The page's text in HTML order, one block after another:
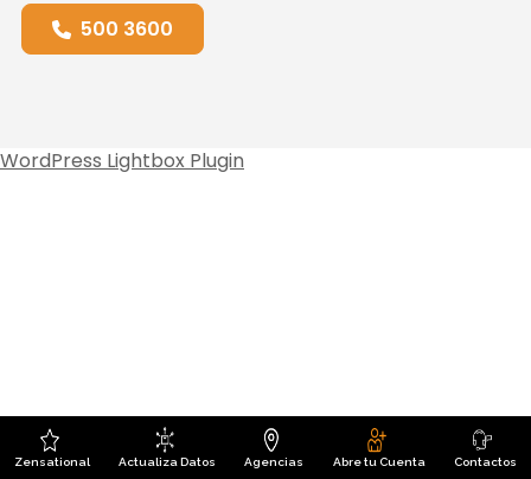
500 3600
Zensational Actualiza Datos Agencias Abre tu Cuenta Contactos
WordPress Lightbox Plugin